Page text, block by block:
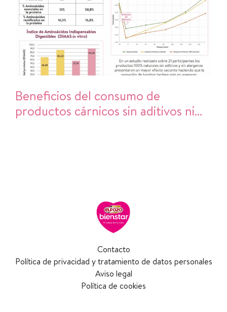
Beneficios del consumo de
productos cárnicos sin aditivos ni
Contacto
Política de privacidad y tratamiento de datos personales
Aviso legal
Política de cookies